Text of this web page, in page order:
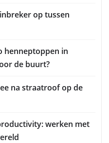
op tussen
henneptoppen in
de buurt?
na straatroof op de
werken met